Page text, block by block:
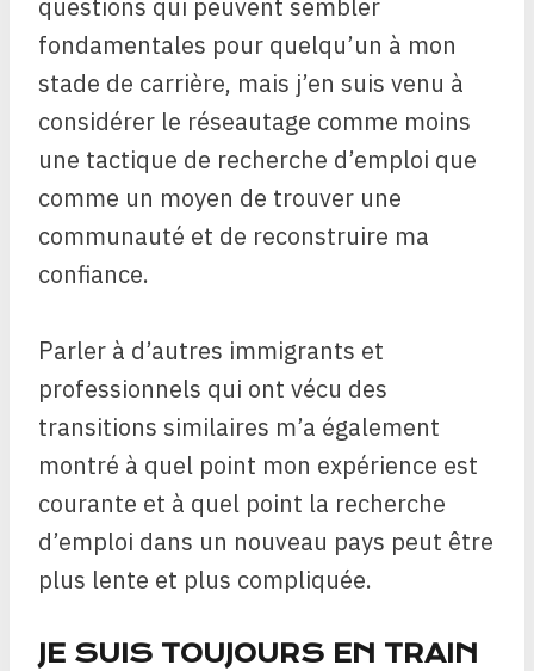
questions qui peuvent sembler
fondamentales pour quelqu’un à mon
stade de carrière, mais j’en suis venu à
considérer le réseautage comme moins
une tactique de recherche d’emploi que
comme un moyen de trouver une
communauté et de reconstruire ma
confiance.
Parler à d’autres immigrants et
professionnels qui ont vécu des
transitions similaires m’a également
montré à quel point mon expérience est
courante et à quel point la recherche
d’emploi dans un nouveau pays peut être
plus lente et plus compliquée.
JE SUIS TOUJOURS EN TRAIN